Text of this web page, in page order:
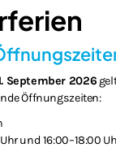
September 2026
Öffnungszeiten:
und 16:00–18:00